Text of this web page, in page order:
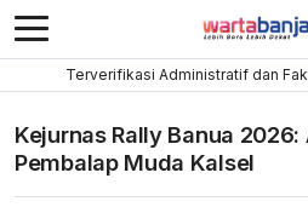
Terverifikasi Administratif dan
Kejurnas Rally Banua
Pembalap Muda Kalsel